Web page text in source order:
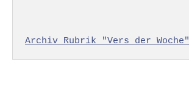
Archiv Rubrik "Vers der Woche"